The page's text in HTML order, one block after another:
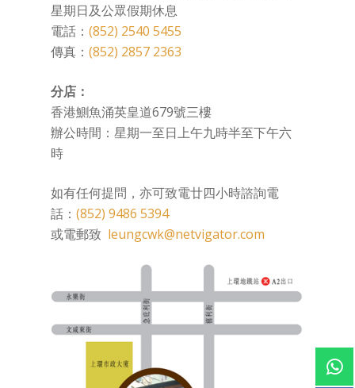
星期日及公眾假期休息
電話：(852) 2540 5455
傳真：(852) 2857 2363
分店：
香港鰂魚涌英皇道679號三樓
辦公時間：星期一至日上午九時半至下午六
時
如有任何提問，亦可致電廿四小時諮詢電
話：(852) 9486 5394
或電郵致 leungcwk@netvigator.com